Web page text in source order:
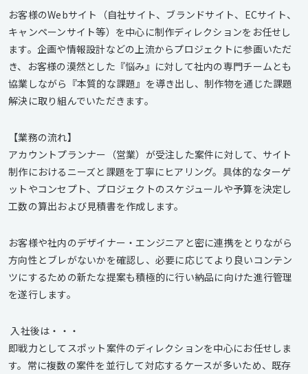
お客様のWebサイト（自社サイト、ブランドサイト、ECサイト、
キャンペーンサイト等）を中心に制作ディレクションをお任せし
ます。企画や情報設計などの上流からプロジェクトに参画いただ
き、お客様の漠然とした『悩み』に対して社内の専門チームとも
協業しながら『本質的な課題』を導き出し、制作物を通じた課題
解決に取り組んでいただきます。
【業務の流れ】
アカウントプランナー（営業）が受注した案件に対して、サイト
制作におけるニーズと課題を丁寧にヒアリング。具体的なターゲ
ットやコンセプト、プロジェクトのスケジュールや予算を決定し
工数の算出および見積書を作成します。
お客様や社内のデザイナー・エンジニアと密に連携をとりながら
方向性とブレがないかを確認し、必要に応じてより良いコンテン
ツにするための新たな提案も積極的に行い納品に向けた進行管理
を遂行します。
入社後は・・・
即戦力としてスポット案件のディレクションを中心にお任せしま
す。常に複数の案件を並行して対応するケースが多いため、既存